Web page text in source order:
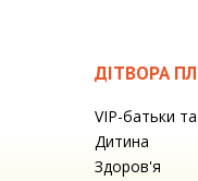
ДІТВОРА
VIP-батьки та
Дитина
Здоров'я